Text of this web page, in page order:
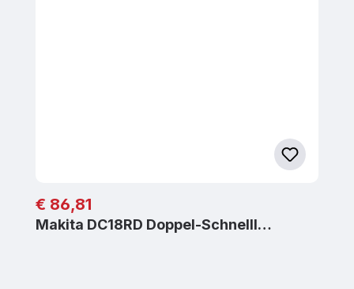
Regulärer Preis:
€ 86,81
Makita DC18RD Doppel-Schnelll…